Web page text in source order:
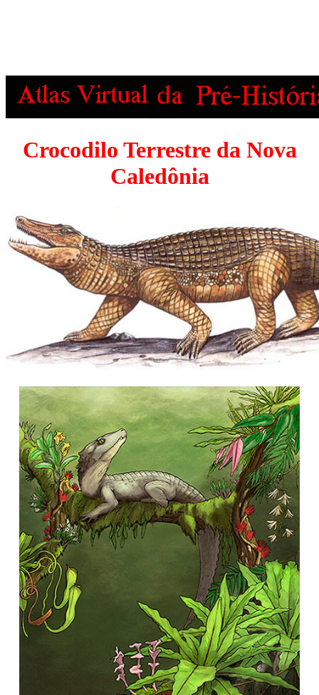
Crocodilo Terrestre da Nova
Caledônia